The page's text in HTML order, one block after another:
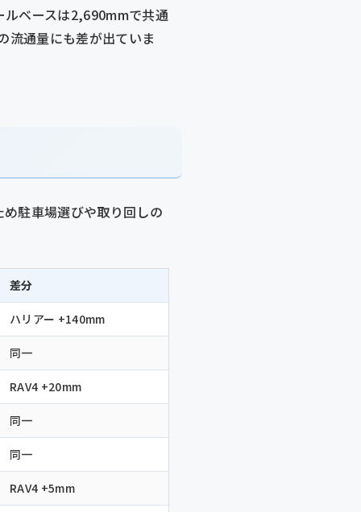
ルベースは2,690mmで共通
流通量にも差が出ていま
駐車場選びや取り回しの
差分
ハリアー +140mm
同一
RAV4 +20mm
同一
同一
RAV4 +5mm